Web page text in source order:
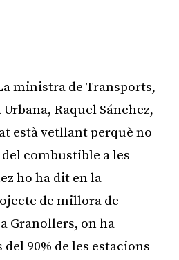
ministra de Transports,
Raquel Sánchez,
està vetllant perquè no
del combustible a les
ho ha dit en la
de millora de
Granollers, on ha
90% de les estacions